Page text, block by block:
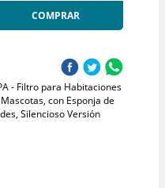
COMPRAR
- Filtro para Habitaciones
con Esponja de
Silencioso Versión